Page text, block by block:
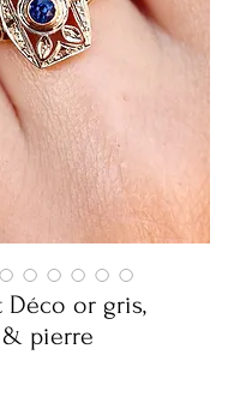
Déco or gris,
pierre